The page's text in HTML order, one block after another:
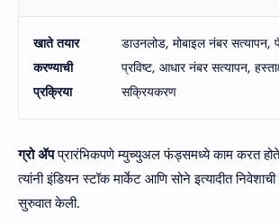
खाते तयार
करण्याची
प्रक्रिया
डाउनलोड, मोबाइल नंबर सत्यापन,
प्रविष्ट, आधार नंबर सत्यापन,
सक्रियकरण
ग्रो ॲपप्रारंभिकपणे म्युच्युअल फंड्समध्ये काम करत होते,
त्यांनी इंडियन स्टॉक मार्केट आणि सोने इत्यादीत
सुरुवात केली.